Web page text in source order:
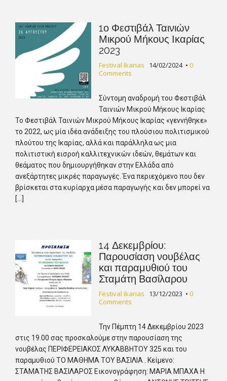
1ο Φεστιβάλ Ταινιών
Μικρού Μήκους Ικαρίας
2023
Festival Ikarias 14/02/2024 • 0
Comments
Σύντομη αναδρομή του Φεστιβάλ
Ταινιών Μικρού Μήκους Ικαρίας
Το Φεστιβάλ Ταινιών Μικρού Μήκους Ικαρίας «γεννήθηκε»
το 2022, ως μία ιδέα ανάδειξης του πλούσιου πολιτισμικού
πλούτου της Ικαρίας, αλλά και παράλληλα ως μια
πολιτιστική εισροή καλλιτεχνικών ιδεών, θεμάτων και
θεάματος που δημιουργήθηκαν στην Ελλάδα από
ανεξάρτητες μικρές παραγωγές. Ένα περιεχόμενο που δεν
βρίσκεται στα κυρίαρχα μέσα παραγωγής και δεν μπορεί να
[…]
14 Δεκεμβρίου:
Παρουσίαση νουβέλας
και παραμυθιού του
Σταμάτη Βασίλαρου
Festival Ikarias 13/12/2023 • 0
Comments
Την Πέμπτη 14 Δεκεμβρίου 2023
στις 19.00 σας προσκαλούμε στην παρουσίαση της
νουβέλας ΠΕΡΙΦΕΡΕΙΑΚΟΣ ΛΥΚΑΒΒΗΤΟΥ 325 και του
παραμυθιού ΤΟ ΜΑΘΗΜΑ ΤΟΥ ΒΑΣΙΛΙΑ . Κείμενο:
ΣΤΑΜΑΤΗΣ ΒΑΣΙΛΑΡΟΣ Εικονογράφηση: ΜΑΡΙΑ ΜΠΑΧΑ Η